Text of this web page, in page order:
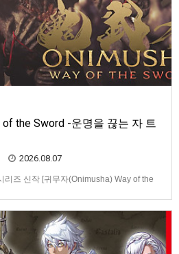
of the Sword -운명을 끊는 자 트
2026.08.07
리즈 신작 [귀무자(Onimusha) Way of the